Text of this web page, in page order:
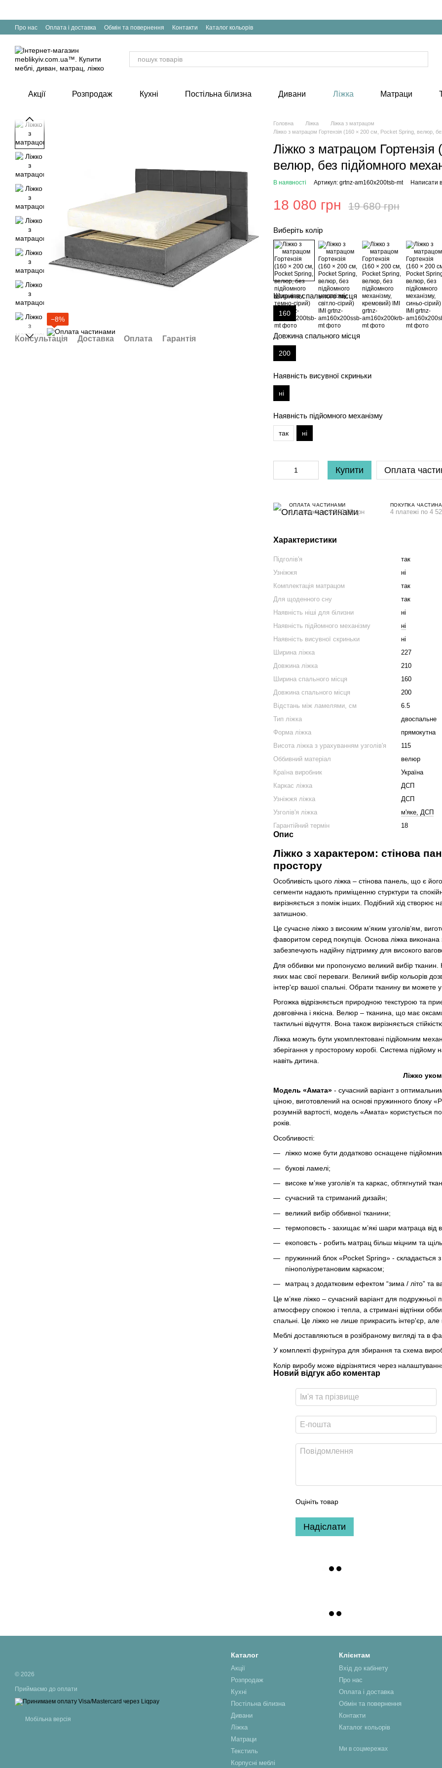
Про нас Оплата і доставка Обмін та повернення Контакти Каталог кольорів
Акції Розпродаж Кухні Постільна білизна Дивани Ліжка Матраци
−8%
Консультація Доставка Оплата Гарантія
Головна Ліжка
Ліжка з матрацом
Ліжко з матрацом Гортензія (160 × 200 см, Pocket Spring, велюр,
Ліжко з матрацом
велюр, без підйомного
В наявності Артикул: grtnz-am160x200tsb-mt Написати
18 080 грн 19 680 грн
Виберіть колір
Ширина спального місця
160
Довжина спального місця
200
Наявність висувної скриньки
ні
Наявність підйомного механізму
так ні
Купити Оплата
ОПЛАТА ЧАСТИНАМИ
4 платежі по 4 520.00 грн
ПОКУПКА
4 платежі по 4
Характеристики
Підголів'я
так
Узніжжя
ні
Комплектація матрацом
так
Для щоденного сну
так
Наявність ніші для білизни
ні
Наявність підйомного механізму
ні
Наявність висувної скриньки
ні
Ширина ліжка
227
Довжина ліжка
210
Ширина спального місця
160
Довжина спального місця
200
Відстань між ламелями, см
6.5
Тип ліжка
двоспальне
Форма ліжка
прямокутна
Висота ліжка з урахуванням узголів'я
115
Оббивний матеріал
велюр
Країна виробник
Україна
Каркас ліжка
ДСП
Узніжжя ліжка
ДСП
Узголів'я ліжка
м'яке, ДСП
Гарантійний термін
18
Опис
Ліжко з характером: стінова
простору
Особливість цього ліжка – стінова панель, що є
сегменти надають приміщенню стурктури та
вирізняється з поміж інших. Подібний хід створює
затишною.
Це сучасне ліжко з високим м’яким узголів’ям,
фаворитом серед покупців. Основа ліжка виконана
забезпечують надійну підтримку для високого
Для оббивки ми пропонуємо великий вибір
яких має свої переваги. Великий вибір кольорів
інтер'єр вашої спальні. Обрати тканину ви можете
Рогожка відрізняється природною текстурою та
довговічна і якісна. Велюр – тканина, що має
тактильні відчуття. Вона також вирізняється
Ліжка можуть бути укомплектовані підйомним
зберігання у просторому коробі. Система підйому
навіть дитина.
Ліжко
Модель «Амата»- сучасний варіант з
ціною, виготовлений на основі пружинного блоку
розумній вартості, модель «Амата» користується
років.
Особливості:
ліжко може бути додатково оснащене
букові ламелі;
високе м’яке узголів’я та каркас, обтягнутий
сучасний та стриманий дизайн;
великий вибір оббивної тканини;
термоповсть - захищає м’які шари матраца від
екоповсть - робить матрац більш міцним та
пружинний блок «Pocket Spring» - складається
пінополіуретановим каркасом;
матрац з додатковим ефектом “зима / літо” та
Це м’яке ліжко – сучасний варіант для
атмосферу спокою і тепла, а стримані відтінки
спальні. Це ліжко не лише прикрасить інтер'єр,
Меблі доставляються в розібраному вигляді та в
У комплекті фурнітура для збирання та схема
Колір виробу може відрізнятися через
Новий відгук або коментар
Оцініть товар
Надіслати
© 2026
Приймаємо до оплати
Мобільна версія
Каталог
Акції
Розпродаж
Кухні
Постільна білизна
Дивани
Ліжка
Матраци
Текстиль
Корпусні меблі
Клієнтам
Вхід до кабінету
Про нас
Оплата і доставка
Обмін та повернення
Контакти
Каталог кольорів
Ми в соцмережах